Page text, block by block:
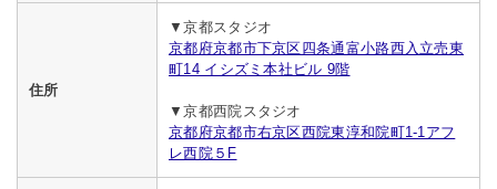
住所
▼京都スタジオ
京都府京都市下京区四条通富小路西入立売東
町14 イシズミ本社ビル 9階
▼京都西院スタジオ
京都府京都市右京区西院東淳和院町1-1アフ
レ西院５F